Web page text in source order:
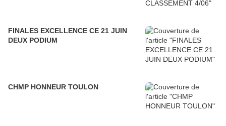
FINALES EXCELLENCE CE 21 JUIN
DEUX PODIUM
CHMP HONNEUR TOULON